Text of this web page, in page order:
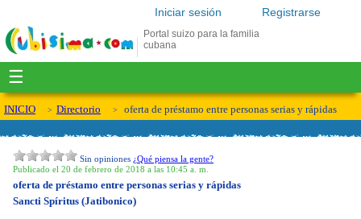
Registrarse
Iniciar sesión
Portal suizo para la familia
cubana
☰
INICIO Directorio oferta de préstamo entre personas serias y rápidas
Sin opiniones ¿Qué piensa la gente?
Publicado el 20 de febrero de 2018 a las 10:45 a. m.
oferta de préstamo entre personas serias y rápidas
Sancti Spíritus (Jatibonico)